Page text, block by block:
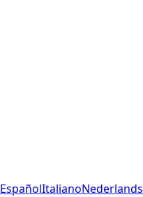
EspañolItalianoNederlands